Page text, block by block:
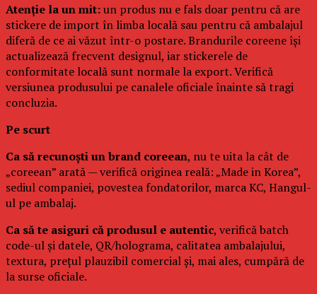
Atenție la un mit:un produs nu e fals doar pentru că are
stickere de import în limba locală sau pentru că ambalajul
diferă de ce ai văzut într-o postare. Brandurile coreene își
actualizează frecvent designul, iar stickerele de
conformitate locală sunt normale la export. Verifică
versiunea produsului pe canalele oficiale înainte să tragi
concluzia.
Pe scurt
Ca să recunoști un brand coreean, nu te uita la cât de
„coreean” arată — verifică originea reală: „Made in Korea”,
sediul companiei, povestea fondatorilor, marca KC, Hangul-
ul pe ambalaj.
Ca să te asiguri că produsul e autentic, verifică batch
code-ul și datele, QR/holograma, calitatea ambalajului,
textura, prețul plauzibil comercial și, mai ales, cumpără de
la surse oficiale.